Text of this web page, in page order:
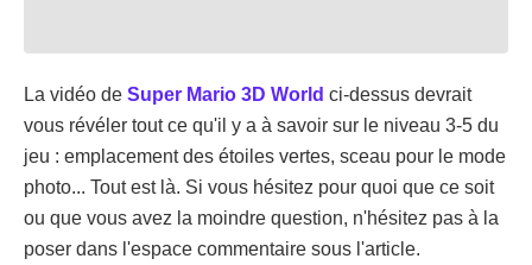
La vidéo de Super Mario 3D World ci-dessus devrait
vous révéler tout ce qu'il y a à savoir sur le niveau 3-5 du
jeu : emplacement des étoiles vertes, sceau pour le mode
photo... Tout est là. Si vous hésitez pour quoi que ce soit
ou que vous avez la moindre question, n'hésitez pas à la
poser dans l'espace commentaire sous l'article.